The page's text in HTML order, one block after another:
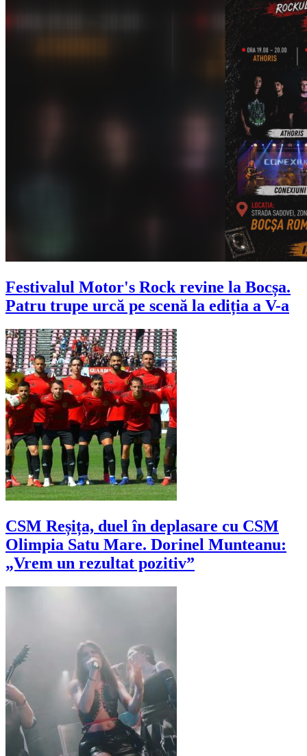
Festivalul Motor's Rock revine la Bocșa.
Patru trupe urcă pe scenă la ediția a V-a
CSM Reșița, duel în deplasare cu CSM
Olimpia Satu Mare. Dorinel Munteanu:
„Vrem un rezultat pozitiv”